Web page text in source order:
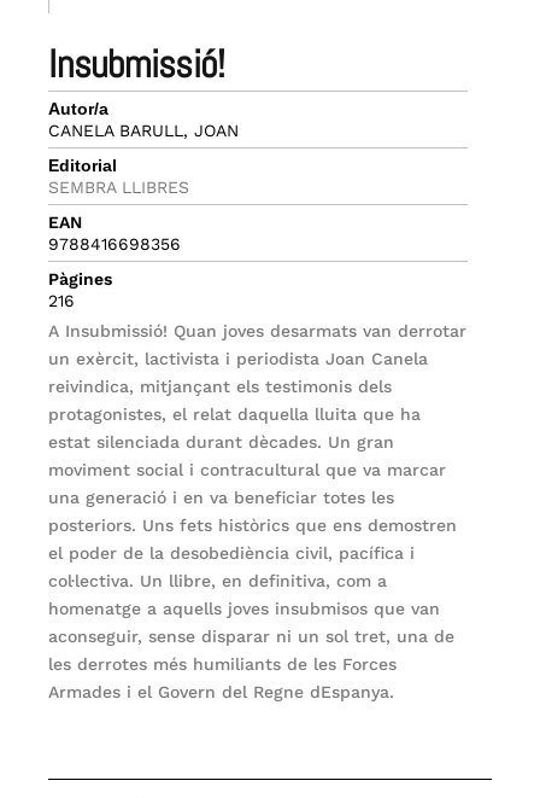
insubmissió!
Autor/a
CANELA BARULL, JOAN
Editorial
SEMBRA LLIBRES
EAN
9788416698356
Pàgines
216
A Insubmissió! Quan joves desarmats van derrotar
un exèrcit, lactivista i periodista Joan Canela
reivindica, mitjançant els testimonis dels
protagonistes, el relat daquella lluita que ha
estat silenciada durant dècades. Un gran
moviment social i contracultural que va marcar
una generació i en va beneficiar totes les
posteriors. Uns fets històrics que ens demostren
el poder de la desobediència civil, pacífica i
col·lectiva. Un llibre, en definitiva, com a
homenatge a aquells joves insubmisos que van
aconseguir, sense disparar ni un sol tret, una de
les derrotes més humiliants de les Forces
Armades i el Govern del Regne dEspanya.